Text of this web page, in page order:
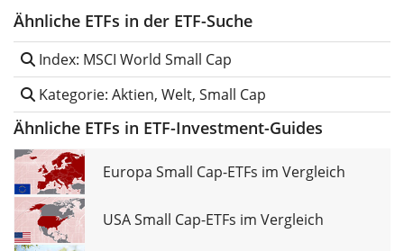
Ähnliche ETFs in der ETF-Suche
Index: MSCI World Small Cap
Kategorie: Aktien, Welt, Small Cap
Ähnliche ETFs in ETF-Investment-Guides
Europa Small Cap-ETFs im Vergleich
USA Small Cap-ETFs im Vergleich